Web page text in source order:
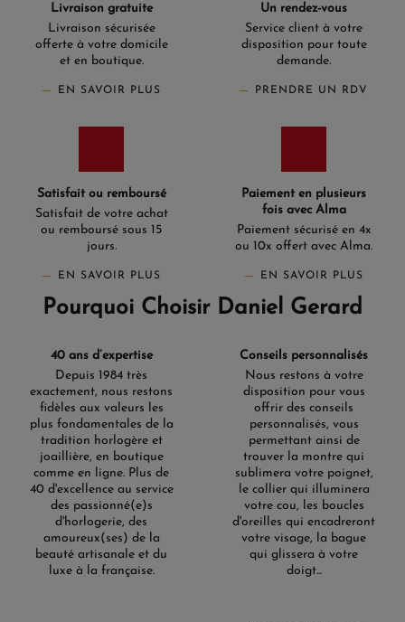
Livraison gratuite
Livraison sécurisée
offerte à votre domicile
et en boutique.
EN SAVOIR PLUS
Un rendez-vous
Service client à votre
disposition pour toute
demande.
PRENDRE UN RDV
Satisfait ou remboursé
Satisfait de votre achat
ou remboursé sous 15
jours.
EN SAVOIR PLUS
Paiement en plusieurs
fois avec Alma
Paiement sécurisé en 4x
ou 10x offert avec Alma.
EN SAVOIR PLUS
Pourquoi Choisir Daniel Gerard
40 ans d’expertise
Depuis 1984 très
exactement, nous restons
fidèles aux valeurs les
plus fondamentales de la
tradition horlogère et
joaillière, en boutique
comme en ligne. Plus de
40 d'excellence au service
des passionné(e)s
d'horlogerie, des
amoureux(ses) de la
beauté artisanale et du
luxe à la française.
Conseils personnalisés
Nous restons à votre
disposition pour vous
offrir des conseils
personnalisés, vous
permettant ainsi de
trouver la montre qui
sublimera votre poignet,
le collier qui illuminera
votre cou, les boucles
d'oreilles qui encadreront
votre visage, la bague
qui glissera à votre
doigt...